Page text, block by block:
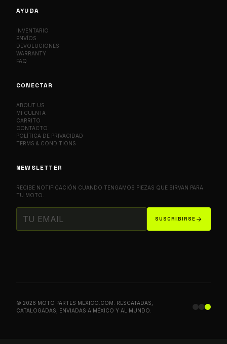
AYUDA
INVENTARIO
ENVÍOS
DEVOLUCIONES
WARRANTY
FAQ
CONECTAR
ABOUT US
MI CUENTA
CARRITO
CONTACTO
POLÍTICA DE PRIVACIDAD
TERMS & CONDITIONS
NEWSLETTER
RECIBE NOTIFICACIÓN CUANDO TENGAMOS PIEZAS QUE SIRVAN PARA
TU MOTO.
SUSCRIBIRSE arrow_forward
© 2026 MOTO PARTES MEXICO.COM. RESCATADAS,
CATALOGADAS, ENVIADAS A MÉXICO Y AL MUNDO.